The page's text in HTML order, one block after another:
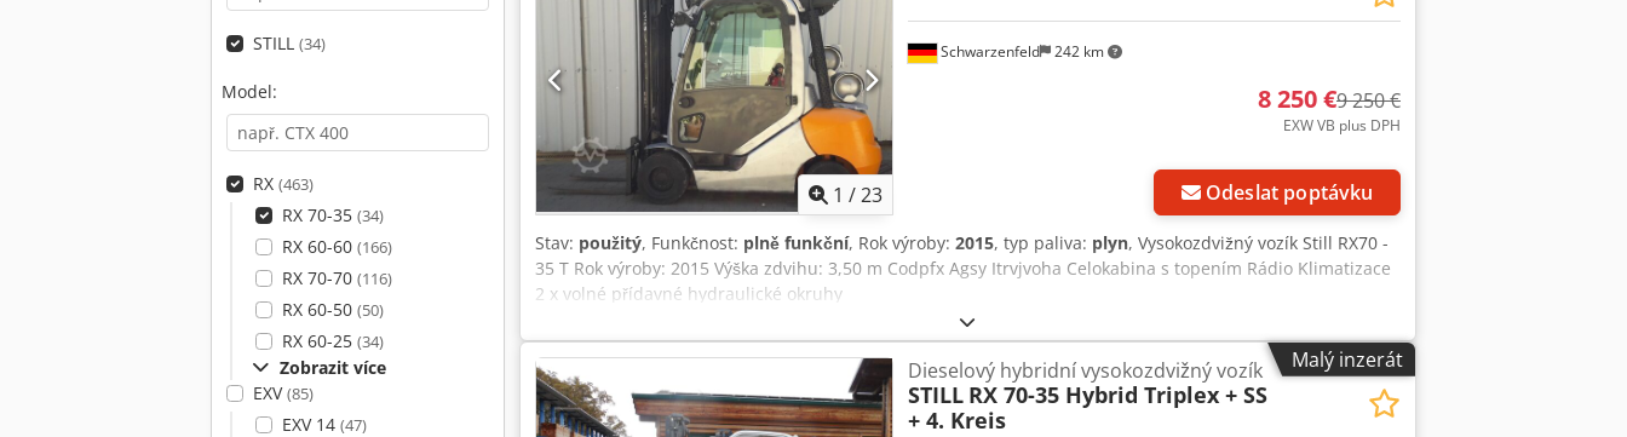
STILL (34)
Model:
RX (463)
RX 70-35 (34)
RX 60-60 (166)
RX 70-70 (116)
RX 60-50 (50)
RX 60-25 (34)
Zobrazit více
EXV(85)
EXV 14 (47)
1 /23
Schwarzenfeld 242 km
8 250 €9 250 €
EXW VB plus DPH
Odeslat poptávku
Stav: použitý, Funkčnost: plně funkční, Rok výroby: 2015, typ paliva: plyn, Vysokozdvižný vozík Still RX70 -
35 T Rok výroby: 2015 Výška zdvihu: 3,50 m Codpfx Agsy Itrvjvoha Celokabina s topením Rádio Klimatizace
2 x volné přídavné hydraulické okruhy
Malý inzerát
Dieselový hybridní vysokozdvižný vozík
STILL RX 70-35 Hybrid Triplex + SS
+ 4. Kreis